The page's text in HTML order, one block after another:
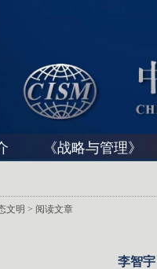
《战略与管理》
文明 > 阅读文章
李智